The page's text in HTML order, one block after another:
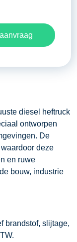
diesel heftruck
ontworpen
De
deze
en ruwe
bouw, industrie
brandstof, slijtage,